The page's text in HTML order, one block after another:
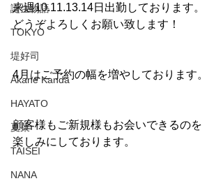
誕生物語
TOKYO
堤好司
Akane Kanda
HAYATO
夏菜
TAISEI
NANA
来週10.11.13.14日出勤しております。
どうぞよろしくお願い致します！
4月はご予約の幅を増やしております。
顧客様もご新規様もお会いできるのを
楽しみにしております。